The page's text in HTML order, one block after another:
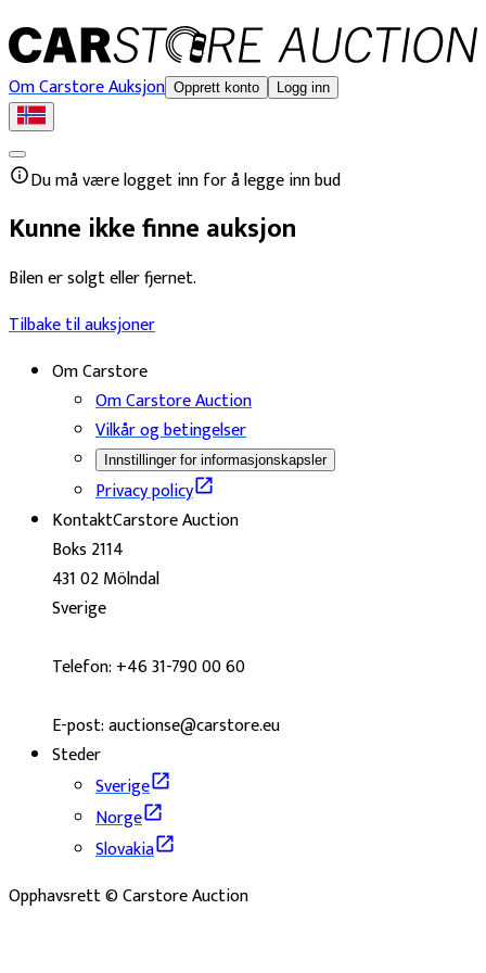
Om Carstore Auksjon Opprett konto Logg inn
Du må være logget inn for å legge inn bud
Kunne ikke finne auksjon
Bilen er solgt eller fjernet.
Tilbake til auksjoner
Om Carstore
Om Carstore Auction
Vilkår og betingelser
Innstillinger for informasjonskapsler
Privacy policy
KontaktCarstore Auction
Boks 2114
431 02 Mölndal
Sverige
Telefon: +46 31-790 00 60
E-post: auctionse@carstore.eu
Steder
Sverige
Norge
Slovakia
Opphavsrett © Carstore Auction